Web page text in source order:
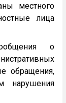
местного
лица
о
обращения,
нарушения